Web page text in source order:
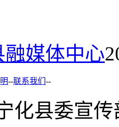
融媒体中心
--联系我们 --
化县委宣